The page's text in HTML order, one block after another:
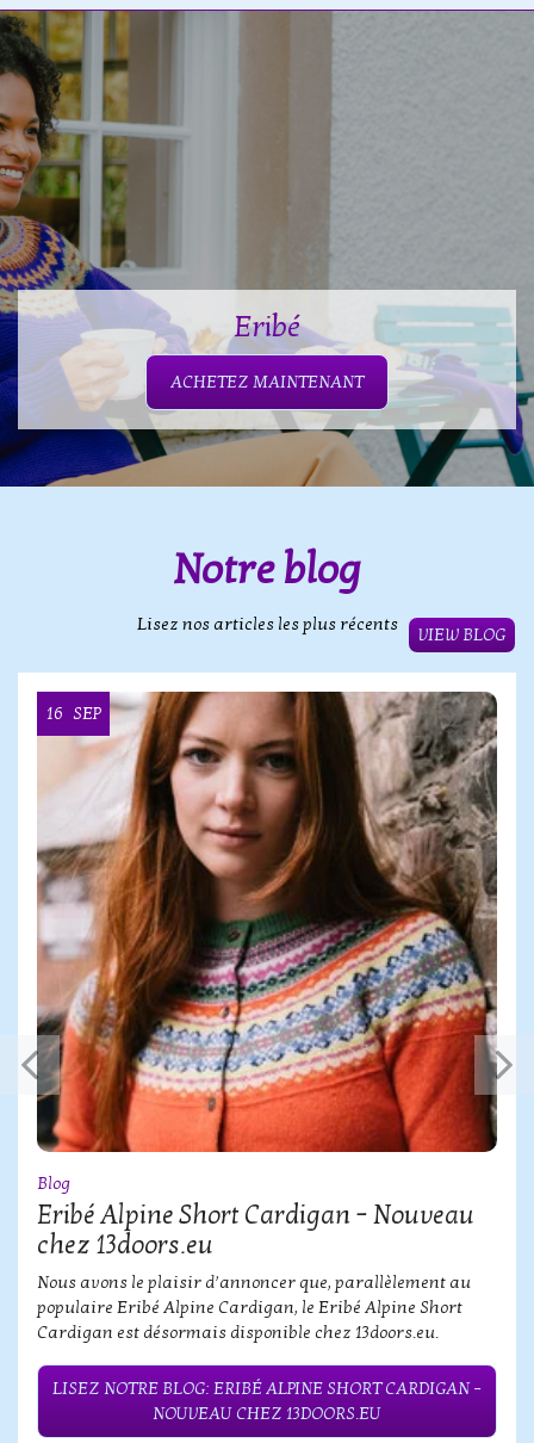
Eribé
ACHETEZ MAINTENANT
Notre blog
Lisez nos articles les plus récents
VIEW BLOG
16 SEP
Blog
Eribé Alpine Short Cardigan – Nouveau
chez 13doors.eu
Nous avons le plaisir d’annoncer que, parallèlement au
populaire Eribé Alpine Cardigan, le Eribé Alpine Short
Cardigan est désormais disponible chez 13doors.eu.
LISEZ NOTRE BLOG: ERIBÉ ALPINE SHORT CARDIGAN –
NOUVEAU CHEZ 13DOORS.EU